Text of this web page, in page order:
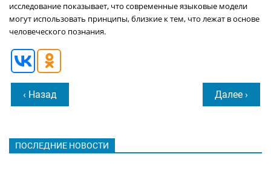
исследование показывает, что современные языковые модели
могут использовать принципы, близкие к тем, что лежат в основе
человеческого познания.
‹ Назад Далее ›
ПОСЛЕДНИЕ НОВОСТИ